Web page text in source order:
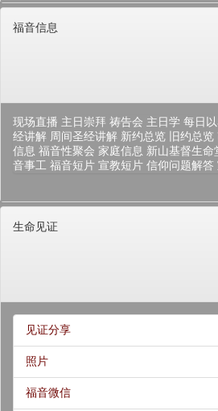
福音信息
现场直播 主日崇拜 祷告会 主日学 每日
经讲解 周间圣经讲解 新约总览 旧约总览
信息 福音性聚会 家庭信息 新山基督生命
音事工 福音短片 宣教短片 信仰问题解答
生命见证
见证分享
照片
福音微信